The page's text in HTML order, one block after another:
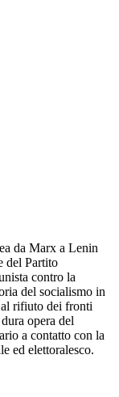
da Marx a Lenin
del Partito
contro la
del socialismo in
al rifiuto dei fronti
opera del
a contatto con la
ed elettoralesco.